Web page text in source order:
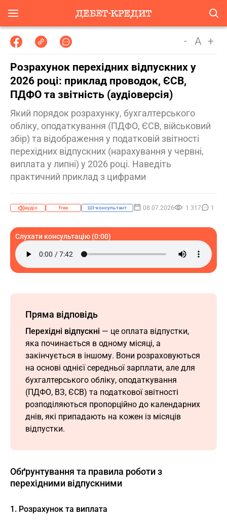
- A +
Розрахунок перехідних відпускних у
2026 році: приклад проводок, ЄСВ,
ПДФО та звітність (аудіоверсія)
Який порядок розрахунку, бухгалтерського
обліку, оподаткування (ПДФО, ЄСВ, військовий
збір) та відображення у податковій звітності
перехідних відпускних (нарахування у червні,
виплата у липні) у 2026 році. Наведіть
практичний приклад з цифрами
аудіо free ШІ-консультант 08.07.2026 1 317 1
Слухати консультацію (0:00)
Пряма відповідь
Перехідні відпускні — це оплата відпустки,
яка починається в одному місяці, а
закінчується в іншому. Вони розраховуються
на основі однієї середньої зарплати, але для
бухгалтерського обліку, оподаткування
(ПДФО, ВЗ, ЄСВ) та податкової звітності
розподіляються пропорційно до календарних
днів, які припадають на кожен із місяців
відпустки.
Обґрунтування та правила роботи з
перехідними відпускними
1. Розрахунок та виплата